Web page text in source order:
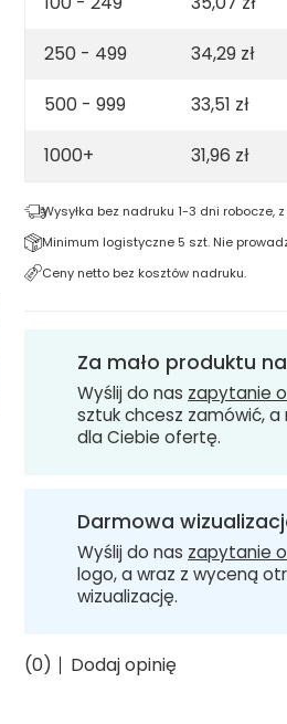
250 - 499
34,29 zł
500 - 999
33,51 zł
1000+
31,96 zł
Wysyłka bez nadruku 1-3 dni robocze,
Minimum logistyczne 5 szt. Nie
Ceny netto bez kosztów nadruku.
Za mało produktu
Wyślij do nas zapytanie
sztuk chcesz zamówić,
dla Ciebie ofertę.
Darmowa
Wyślij do nas zapytanie
logo, a wraz z wyceną
wizualizację.
(0) Dodaj opinię